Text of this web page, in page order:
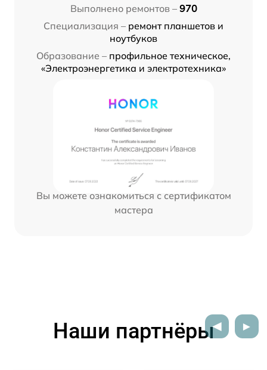
Выполнено ремонтов – 970
Специализация – ремонт планшетов и
ноутбуков
Образование – профильное техническое,
«Электроэнергетика и электротехника»
Вы можете ознакомиться с сертификатом
мастера
Наши партнёры